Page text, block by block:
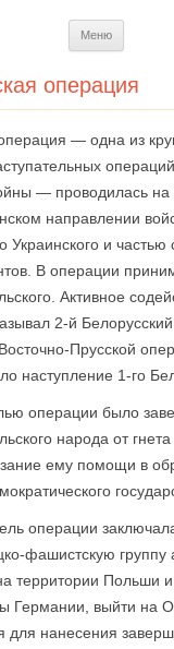
Меню
операция
— одна из
— проводилась на
направлении
Украинского и частью
В операции
Активное
2-й
Прусской
наступление 1-го
операции было
народа от гнета
ему помощи в
операции
фашистскую группу
территории Польши
Германии, выйти на
для нанесения